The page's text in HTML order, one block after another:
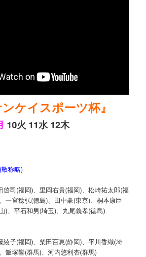
ンケイスポーツ杯』
10火 11水 12木
称略)
啓司(福岡)、里岡右貴(福岡)、松崎祐太郎(福
一宮稔弘(徳島)、田中豪(東京)、桐本康臣
)、平石和男(埼玉)、丸尾義孝(徳島)
綾子(福岡)、柴田百恵(静岡)、平川香織(埼
飯塚響(群馬)、河内悠利杏(群馬)